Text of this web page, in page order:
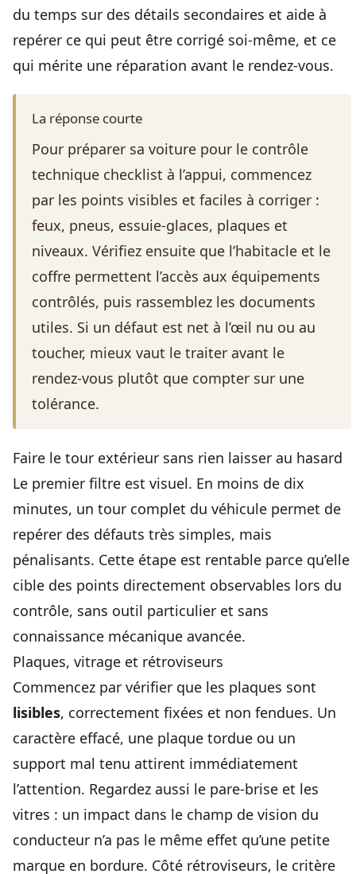
du temps sur des détails secondaires et aide à
repérer ce qui peut être corrigé soi-même, et ce
qui mérite une réparation avant le rendez-vous.
La réponse courte
Pour préparer sa voiture pour le contrôle
technique checklist à l’appui, commencez
par les points visibles et faciles à corriger :
feux, pneus, essuie-glaces, plaques et
niveaux. Vérifiez ensuite que l’habitacle et le
coffre permettent l’accès aux équipements
contrôlés, puis rassemblez les documents
utiles. Si un défaut est net à l’œil nu ou au
toucher, mieux vaut le traiter avant le
rendez-vous plutôt que compter sur une
tolérance.
Faire le tour extérieur sans rien laisser au hasard
Le premier filtre est visuel. En moins de dix
minutes, un tour complet du véhicule permet de
repérer des défauts très simples, mais
pénalisants. Cette étape est rentable parce qu’elle
cible des points directement observables lors du
contrôle, sans outil particulier et sans
connaissance mécanique avancée.
Plaques, vitrage et rétroviseurs
Commencez par vérifier que les plaques sont
lisibles, correctement fixées et non fendues. Un
caractère effacé, une plaque tordue ou un
support mal tenu attirent immédiatement
l’attention. Regardez aussi le pare-brise et les
vitres : un impact dans le champ de vision du
conducteur n’a pas le même effet qu’une petite
marque en bordure. Côté rétroviseurs, le critère